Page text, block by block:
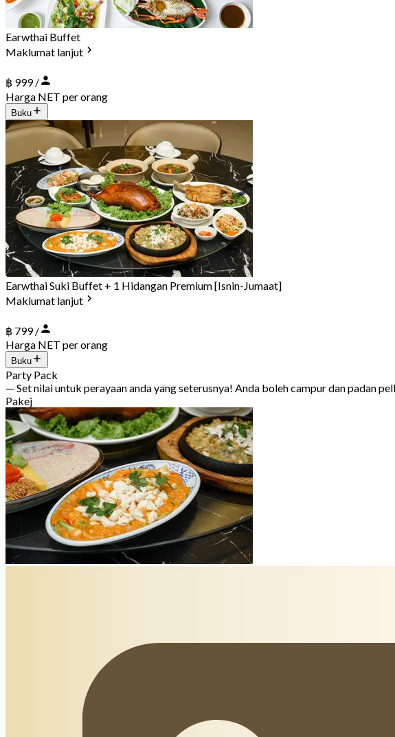
Earwthai Buffet
Maklumat lanjut
฿ 999 /
Harga NET per orang
Buku
Earwthai Suki Buffet + 1 Hidangan Premium [Isnin-Jumaat]
Maklumat lanjut
฿ 799 /
Harga NET per orang
Buku
Party Pack
— Set nilai untuk perayaan anda yang seterusnya! Anda boleh campur dan padan
Pakej